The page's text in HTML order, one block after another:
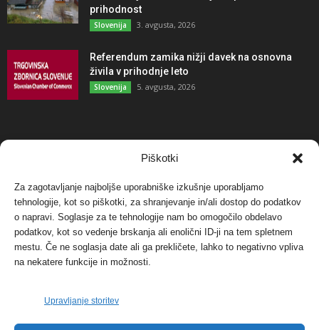
Piškotki
Za zagotavljanje najboljše uporabniške izkušnje uporabljamo
tehnologije, kot so piškotki, za shranjevanje in/ali dostop do podatkov
o napravi. Soglasje za te tehnologije nam bo omogočilo obdelavo
podatkov, kot so vedenje brskanja ali enolični ID-ji na tem spletnem
mestu. Če ne soglasja date ali ga prekličete, lahko to negativno vpliva
na nekatere funkcije in možnosti.
Upravljanje storitev
prihodnost
Slovenija 3. avgusta, 2026
Referendum zamika nižji davek na osnovna
živila v prihodnje leto
Slovenija 5. avgusta, 2026
NAJBOLJ KOMENTIRANO
Protest proti vetrnim elektrarnam na Ojstrici, v
svetu pa vedno bolj...
Dogodki 12. maja, 2017
Tožilstvo v Celovcu v korist elektrarnam
Verbund
FOTO: Razstava cvetličarskega mojstra Andreja